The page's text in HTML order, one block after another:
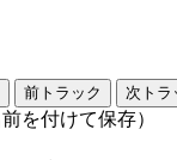
を付けて保存）